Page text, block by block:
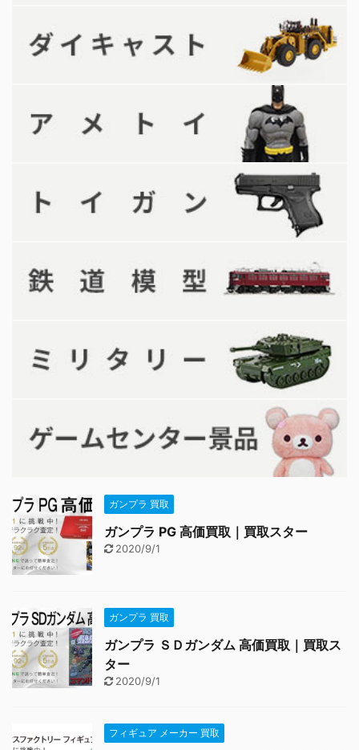
ガンプラ 買取
ガンプラ PG 高価買取｜買取スター
2020/9/1
ガンプラ 買取
ガンプラ ＳＤガンダム 高価買取｜買取ス
ター
2020/9/1
フィギュア メーカー 買取